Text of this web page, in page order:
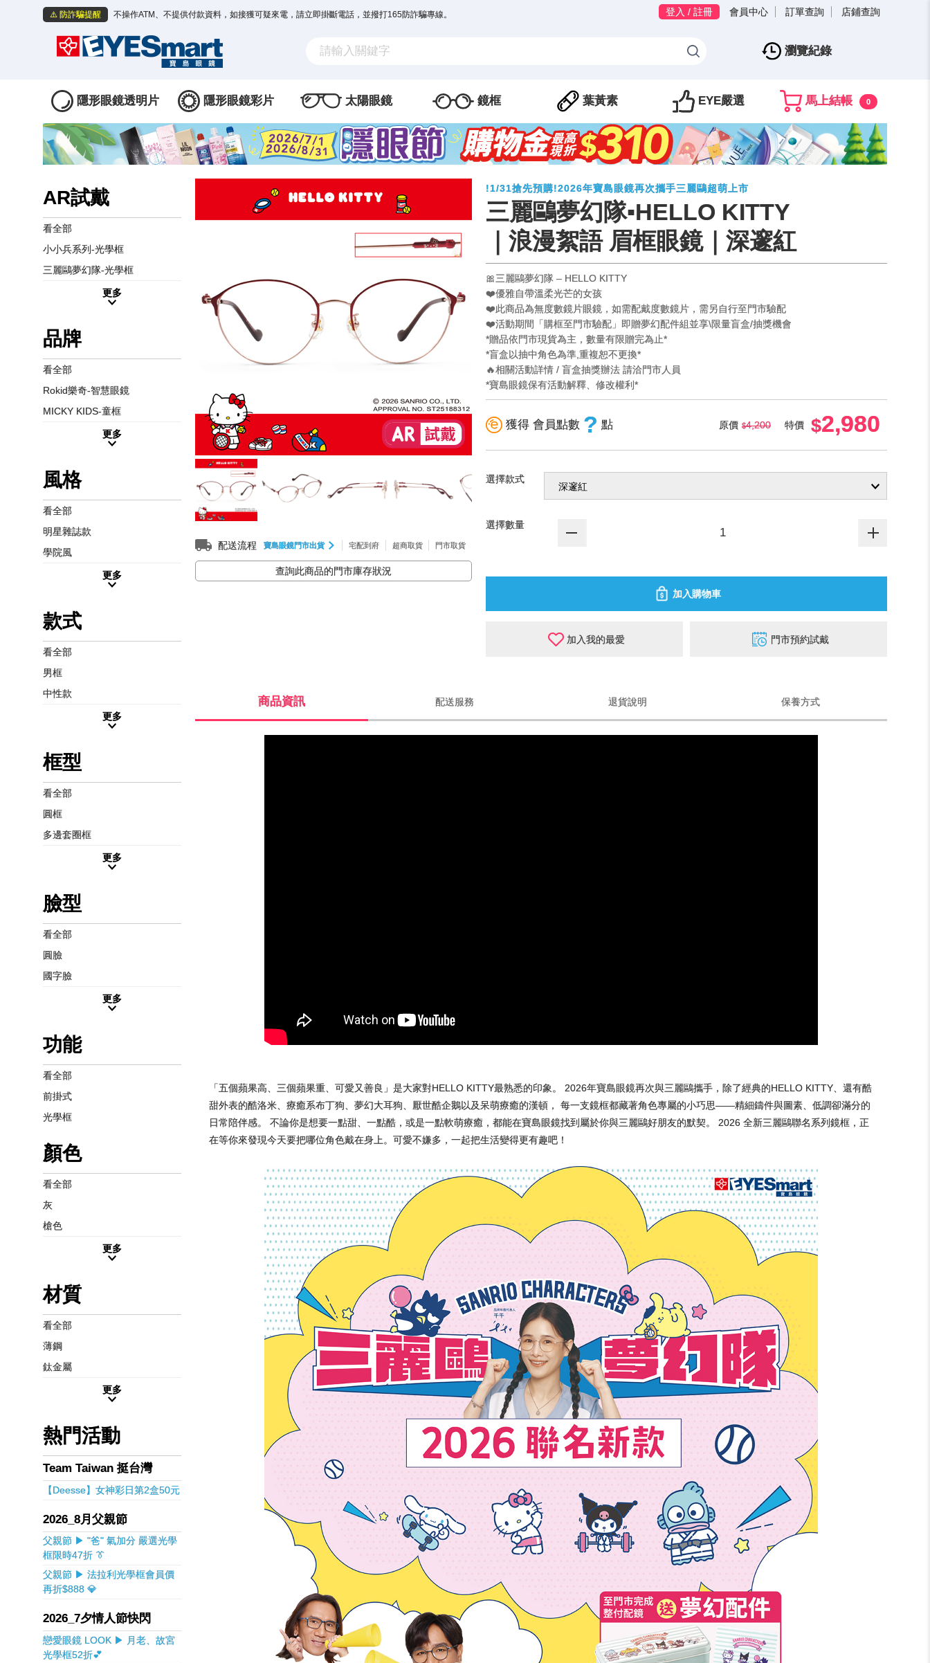
⚠️ 防詐騙提醒 不操作ATM、不提供付款資料，如接獲可疑來電，請立即掛斷電話，並撥打165防詐騙專線。 登入 / 註冊 會員中心 訂單查詢 店鋪查詢
瀏覽紀錄
隱形眼鏡透明片 隱形眼鏡彩片 太陽眼鏡 鏡框 葉黃素 EYE嚴選 馬上結帳 0
AR試戴
看全部
小小兵系列-光學框
三麗鷗夢幻隊-光學框
更多
品牌
看全部
Rokid樂奇-智慧眼鏡
MICKY KIDS-童框
更多
風格
看全部
明星雜誌款
學院風
更多
款式
看全部
男框
中性款
更多
框型
看全部
圓框
多邊套圈框
更多
臉型
看全部
圓臉
國字臉
更多
功能
看全部
前掛式
光學框
顏色
看全部
灰
槍色
更多
材質
看全部
薄鋼
鈦金屬
更多
熱門活動
Team Taiwan 挺台灣
【Deesse】女神彩日第2盒50元
2026_8月父親節
父親節 ▶ "爸" 氣加分 嚴選光學
框限時47折 👔
父親節 ▶ 法拉利光學框會員價
再折$888 💎
2026_7夕情人節快閃
戀愛眼鏡 LOOK ▶ 月老、故宮
光學框52折💕
配送流程 寶島眼鏡門市出貨 宅配到府 超商取貨 門市取貨
查詢此商品的門市庫存狀況
!1/31搶先預購!2026年寶島眼鏡再次攜手三麗鷗超萌上市
三麗鷗夢幻隊▪︎HELLO KITTY
｜浪漫絮語 眉框眼鏡｜深邃紅
🎀三麗鷗夢幻隊 – HELLO KITTY
❤️優雅自帶溫柔光芒的女孩
❤️此商品為無度數鏡片眼鏡，如需配戴度數鏡片，需另自行至門市驗配
❤️活動期間「購框至門市驗配」即贈夢幻配件組並享\限量盲盒/抽獎機會
*贈品依門市現貨為主，數量有限贈完為止*
*盲盒以抽中角色為準,重複恕不更換*
🔥相關活動詳情 / 盲盒抽獎辦法 請洽門市人員
*寶島眼鏡保有活動解釋、修改權利*
獲得 會員點數 ? 點 原價 4,200 特價 2,980
選擇款式
選擇數量
加入購物車
加入我的最愛 門市預約試戴
商品資訊 配送服務 退貨說明 保養方式
「五個蘋果高、三個蘋果重、可愛又善良」是大家對HELLO KITTY最熟悉的印象。 2026年寶島眼鏡再次與三麗鷗攜手，除了經典的HELLO KITTY、還有酷
甜外表的酷洛米、療癒系布丁狗、夢幻大耳狗、厭世酷企鵝以及呆萌療癒的漢頓， 每一支鏡框都藏著角色專屬的小巧思——精細鑄件與圖素、低調卻滿分的
日常陪伴感。 不論你是想要一點甜、一點酷，或是一點軟萌療癒，都能在寶島眼鏡找到屬於你與三麗鷗好朋友的默契。 2026 全新三麗鷗聯名系列鏡框，正
在等你來發現今天要把哪位角色戴在身上。可愛不嫌多，一起把生活變得更有趣吧！